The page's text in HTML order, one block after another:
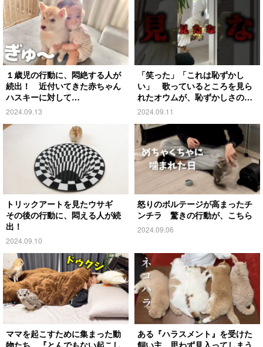
１歳児の行動に、悶絶する人が
続出！ 近付いてきた赤ちゃん
ハスキーに対して…
2024.09.13
「笑った」「これは恥ずかし
い」 歌っているところを見ら
れたオウムが、恥ずかしさのあ
まり…
2024.09.11
トリックアートを見たウサギ
その後の行動に、悶える人が続
出！
2024.09.10
怒りのボルテージが高まったチ
ンチラ 驚きの行動が、こちら
2024.09.06
ママを起こすために集まった動
物たち 『とんでもない起こし
ある『ハラスメント』を受けた
飼い主 思わず見入ってしまう